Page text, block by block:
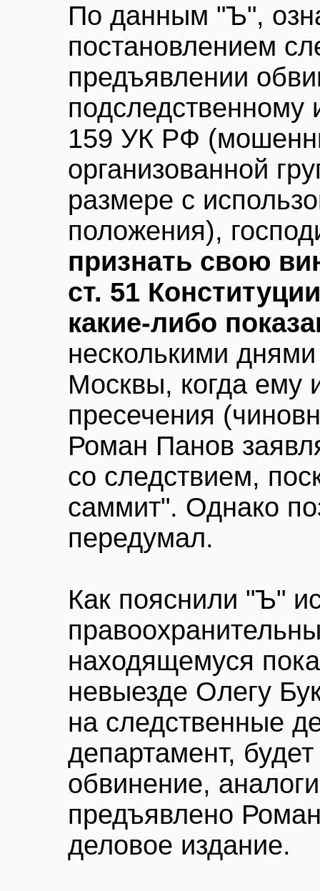
По данным "Ъ",
постановлением
предъявлении
подследственному
159 УК РФ
организованной
размере с
положения),
признать свою
ст. 51
какие-либо
несколькими
Москвы, когда ему
пресечения
Роман Панов
со следствием,
саммит". Однако
передумал.
Как пояснили "Ъ"
находящемуся
невыезде Олегу
на следственные
департамент,
обвинение,
предъявлено
деловое издание.